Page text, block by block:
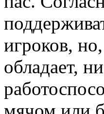
игроков,
обладает,